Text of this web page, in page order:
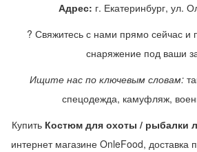
Адрес: г. Екатеринбург, ул.
? Свяжитесь с нами прямо сейчас и
снаряжение под ваши
Ищите нас по ключевым словам:
спецодежда, камуфляж,
Купить Костюм для охоты / рыбалки
интернет магазине OnleFood, доставка